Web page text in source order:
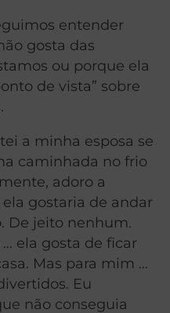
entender
gosta das
ou porque ela
de vista” sobre
a minha esposa se
caminhada no frio
adoro a
gostaria de andar
De jeito nenhum.
ela gosta de ficar
Mas para mim …
Eu
não conseguia